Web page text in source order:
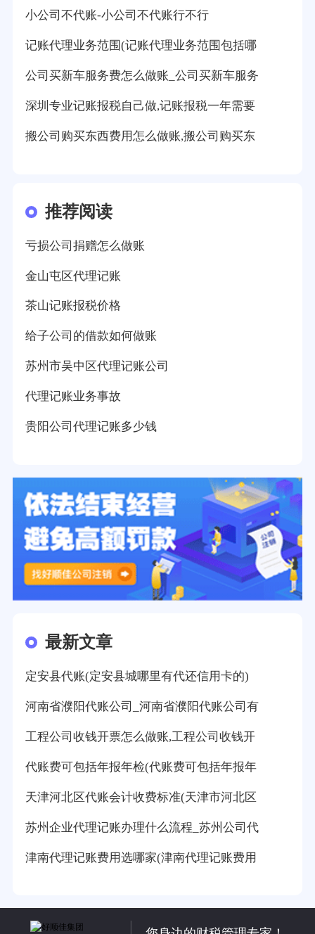
小公司不代账-小公司不代账行不行
记账代理业务范围(记账代理业务范围包括哪
公司买新车服务费怎么做账_公司买新车服务
深圳专业记账报税自己做,记账报税一年需要
搬公司购买东西费用怎么做账,搬公司购买东
推荐阅读
亏损公司捐赠怎么做账
金山屯区代理记账
茶山记账报税价格
给子公司的借款如何做账
苏州市吴中区代理记账公司
代理记账业务事故
贵阳公司代理记账多少钱
最新文章
定安县代账(定安县城哪里有代还信用卡的)
河南省濮阳代账公司_河南省濮阳代账公司有
工程公司收钱开票怎么做账,工程公司收钱开
代账费可包括年报年检(代账费可包括年报年
天津河北区代账会计收费标准(天津市河北区
苏州企业代理记账办理什么流程_苏州公司代
津南代理记账费用选哪家(津南代理记账费用